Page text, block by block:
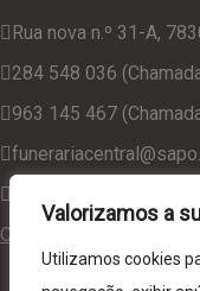
Valorizamos a
Utilizamos cookies
Rua nova n.º 31-A,
284 548 036
963 145 467
Consulte a nossa